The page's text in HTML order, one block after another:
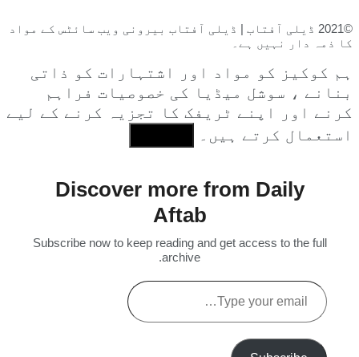
©2021 ڈیلی آفتاب | ڈیلی آفتاب بیرونی ویب سائٹس کے مواد
کا ذمہ دار نہیں ہے۔
ہم کوکیز کو مواد اور اشتہارات کو ذاتی
بنانے ، سوشل میڈیا کی خصوصیات فراہم
کرنے اور اپنے ٹریفک کا تجزیہ کرنے کے لیے
استعمال کرتے ہیں۔
Discover more from Daily
Aftab
Subscribe now to keep reading and get access to the full
archive.
Type
your